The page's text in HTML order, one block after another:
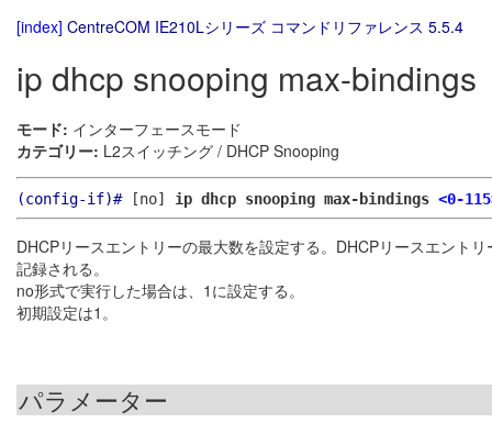
[index] CentreCOM IE210Lシリーズ コマンドリファレンス 5.5.4
ip dhcp snooping max-bindings
モード: インターフェースモード
カテゴリー: L2スイッチング / DHCP Snooping
(config-if)#[no] ip dhcp snooping max-bindings <0-
DHCPリースエントリーの最大数を設定する。DHCPリースエント
記録される。
no形式で実行した場合は、1に設定する。
初期設定は1。
パラメーター